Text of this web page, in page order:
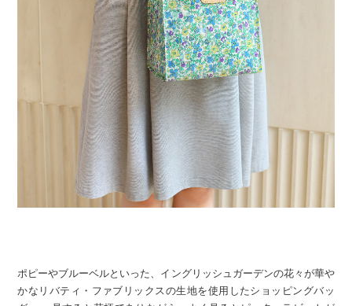
ポピーやブルーベルといった、イングリッシュガーデンの花々が華や
かなリバティ・ファブリックスの生地を使用したショッピングバッ